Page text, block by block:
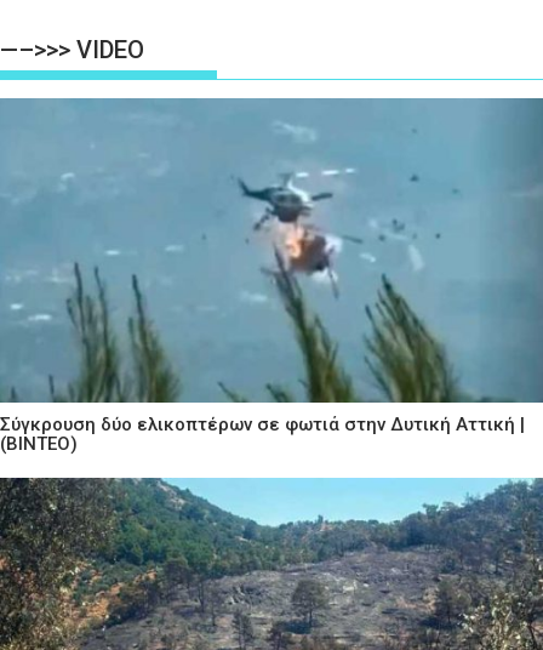
—–>>> VIDEO
Σύγκρουση δύο ελικοπτέρων σε φωτιά στην Δυτική Αττική |
(ΒΙΝΤΕΟ)